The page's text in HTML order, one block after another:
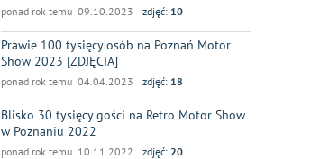
ponad rok temu 09.10.2023 zdjęć: 10
Prawie 100 tysięcy osób na Poznań Motor
Show 2023 [ZDJĘCIA]
ponad rok temu 04.04.2023 zdjęć: 18
Blisko 30 tysięcy gości na Retro Motor Show
w Poznaniu 2022
ponad rok temu 10.11.2022 zdjęć: 20